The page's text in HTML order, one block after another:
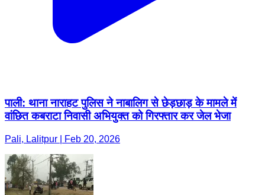
पाली: थाना नाराहट पुलिस ने नाबालिग से छेड़छाड़ के मामले में
वांछित कबराटा निवासी अभियुक्त को गिरफ्तार कर जेल भेजा
Pali, Lalitpur | Feb 20, 2026